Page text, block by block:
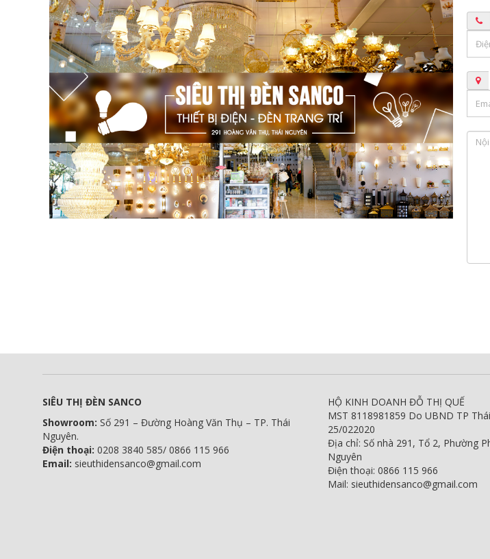
SIÊU THỊ ĐÈN SANCO
Showroom: Số 291 – Đường Hoàng Văn Thụ – TP. Thái
Nguyên.
Điện thoại: 0208 3840 585/ 0866 115 966
Email: sieuthidensanco@gmail.com
HỘ KINH DOANH ĐỖ THỊ QUẾ
MST 8118981859 Do UBND TP
25/022020
Địa chỉ: Số nhà 291, Tổ 2, Phường
Nguyên
Điện thoại: 0866 115 966
Mail: sieuthidensanco@gmail.com